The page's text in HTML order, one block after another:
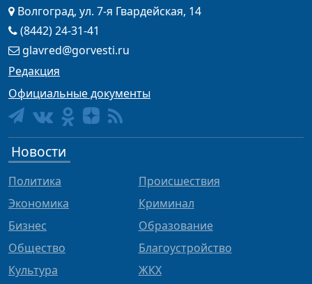
Волгоград, ул. 7-я Гвардейская, 14
(8442) 24-31-41
glavred@gorvesti.ru
Редакция
Официальные документы
Новости
Политика
Экономика
Бизнес
Общество
Культура
Происшествия
Криминал
Образование
Благоустройство
ЖКХ